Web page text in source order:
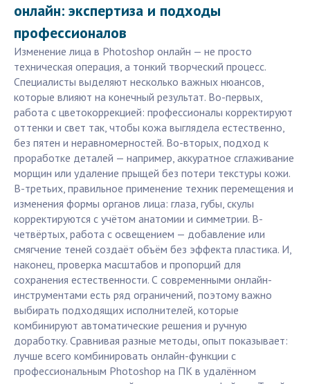
онлайн: экспертиза и подходы
профессионалов
Изменение лица в Photoshop онлайн — не просто
техническая операция, а тонкий творческий процесс.
Специалисты выделяют несколько важных нюансов,
которые влияют на конечный результат. Во-первых,
работа с цветокоррекцией: профессионалы корректируют
оттенки и свет так, чтобы кожа выглядела естественно,
без пятен и неравномерностей. Во-вторых, подход к
проработке деталей — например, аккуратное сглаживание
морщин или удаление прыщей без потери текстуры кожи.
В-третьих, правильное применение техник перемещения и
изменения формы органов лица: глаза, губы, скулы
корректируются с учётом анатомии и симметрии. В-
четвёртых, работа с освещением — добавление или
смягчение теней создаёт объём без эффекта пластика. И,
наконец, проверка масштабов и пропорций для
сохранения естественности. С современными онлайн-
инструментами есть ряд ограничений, поэтому важно
выбирать подходящих исполнителей, которые
комбинируют автоматические решения и ручную
доработку. Сравнивая разные методы, опыт показывает:
лучше всего комбинировать онлайн-функции с
профессиональным Photoshop на ПК в удалённом